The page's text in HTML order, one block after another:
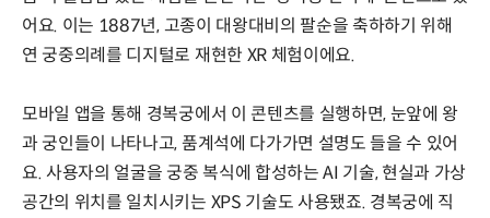
어요. 이는 1887년, 고종이 대왕대비의 팔순을 축하하기 위해
연 궁중의례를 디지털로 재현한 XR 체험이에요.
모바일 앱을 통해 경복궁에서 이 콘텐츠를 실행하면, 눈앞에 왕
과 궁인들이 나타나고, 품계석에 다가가면 설명도 들을 수 있어
요. 사용자의 얼굴을 궁중 복식에 합성하는 AI 기술, 현실과 가상
공간의 위치를 일치시키는 XPS 기술도 사용됐죠. 경복궁에 직